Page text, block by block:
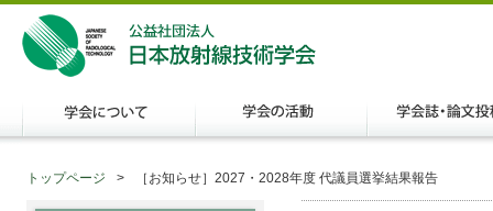
トップページ ［お知らせ］2027・2028年度 代議員選挙結果報告